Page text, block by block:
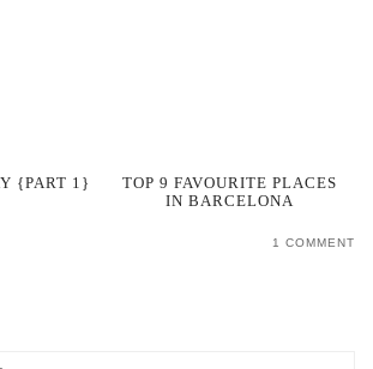
{PART 1}
TOP 9 FAVOURITE PLACES
IN BARCELONA
1 COMMENT